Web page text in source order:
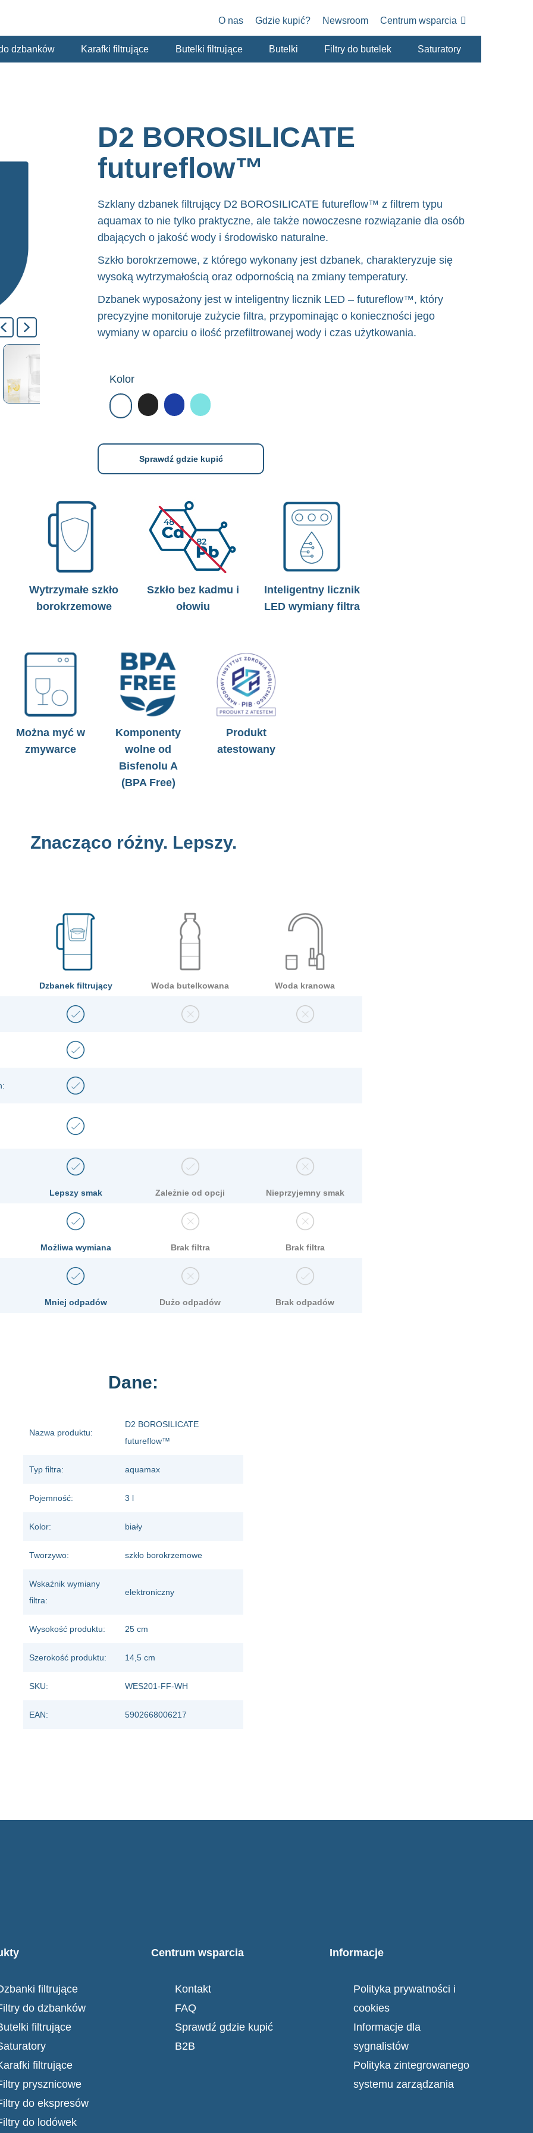
O nas Gdzie kupić? Newsroom Centrum wsparcia
dzbanków Karafki filtrujące Butelki filtrujące Butelki Filtry do butelek Saturatory
D2 BOROSILICATE
futureflow™
Szklany dzbanek filtrujący D2 BOROSILICATE futureflow™ z filtrem typu
aquamax to nie tylko praktyczne, ale także nowoczesne rozwiązanie dla osób
dbających o jakość wody i środowisko naturalne.
Szkło borokrzemowe, z którego wykonany jest dzbanek, charakteryzuje się
wysoką wytrzymałością oraz odpornością na zmiany temperatury.
Dzbanek wyposażony jest w inteligentny licznik LED – futureflow™, który
precyzyjne monitoruje zużycie filtra, przypominając o konieczności jego
wymiany w oparciu o ilość przefiltrowanej wody i czas użytkowania.
Kolor
Sprawdź gdzie kupić
Wytrzymałe szkło
borokrzemowe
Szkło bez kadmu i
ołowiu
Inteligentny licznik
LED wymiany filtra
Można myć w
zmywarce
Komponenty
wolne od
Bisfenolu A
(BPA Free)
Produkt
atestowany
Znacząco różny. Lepszy.
Dzbanek filtrujący Woda butelkowana Woda kranowa
Lepszy smak
Zależnie od opcji Nieprzyjemny smak
Możliwa wymiana
Brak filtra Brak filtra
Mniej odpadów
Dużo odpadów Brak odpadów
Dane:
Nazwa produktu:
D2 BOROSILICATE
futureflow™
Typ filtra: aquamax
Pojemność: 3 l
Kolor: biały
Tworzywo: szkło borokrzemowe
Wskaźnik wymiany
filtra:
elektroniczny
Wysokość produktu: 25 cm
Szerokość produktu: 14,5 cm
SKU: WES201-FF-WH
EAN: 5902668006217
filtrujące
do dzbanków
filtrujące
filtrujące
prysznicowe
do ekspresów
do lodówek
Centrum wsparcia
Kontakt
FAQ
Sprawdź gdzie kupić
B2B
Informacje
Polityka prywatności i
cookies
Informacje dla
sygnalistów
Polityka zintegrowanego
systemu zarządzania